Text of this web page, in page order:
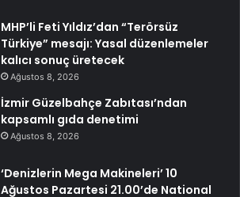
MHP’li Feti Yıldız’dan “Terörsüz
Türkiye” mesajı: Yasal düzenlemeler
kalıcı sonuç üretecek
Ağustos 8, 2026
İzmir Güzelbahçe Zabıtası’ndan
kapsamlı gıda denetimi
Ağustos 8, 2026
‘Denizlerin Mega Makineleri’ 10
Ağustos Pazartesi 21.00’de National